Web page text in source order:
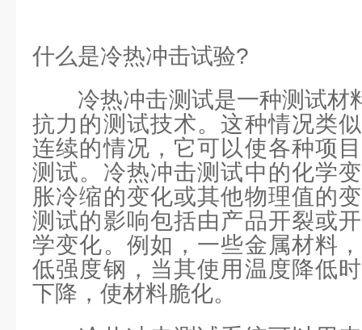
什么是冷热冲击试验?
冷热冲击测试是一种测试材
抗力的测试技术。这种情况类
连续的情况，它可以使各种项
测试。冷热冲击测试中的化学
胀冷缩的变化或其他物理值的
测试的影响包括由产品开裂或
学变化。例如，一些金属材料
低强度钢，当其使用温度降低
下降，使材料脆化。